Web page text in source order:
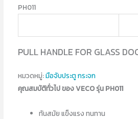
PH011
PULL HANDLE FOR GLASS
หมวดหมู่:มือจับประตู กระจก
คุณสมบัติทั่วไป ของ VECO รุ่น PH011
ทันสมัย แข็งแรง ทนทาน